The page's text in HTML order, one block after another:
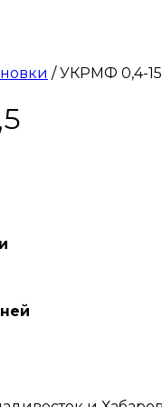
/ УКРМФ 0,4-